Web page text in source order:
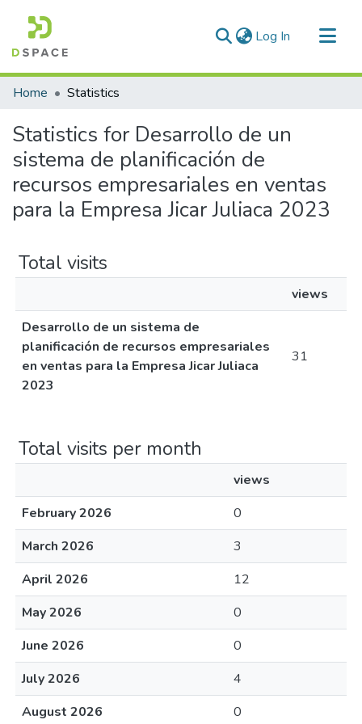
Log In (current)
Communities & Collections
Home Statistics
Statistics for Desarrollo de un
sistema de planificación de
recursos empresariales en ventas
para la Empresa Jicar Juliaca 2023
Total visits
views
Desarrollo de un sistema de
planificación de recursos empresariales
en ventas para la Empresa Jicar Juliaca
2023
31
Total visits per month
views
February 2026
0
March 2026
3
April 2026
12
May 2026
0
June 2026
0
July 2026
4
August 2026
0